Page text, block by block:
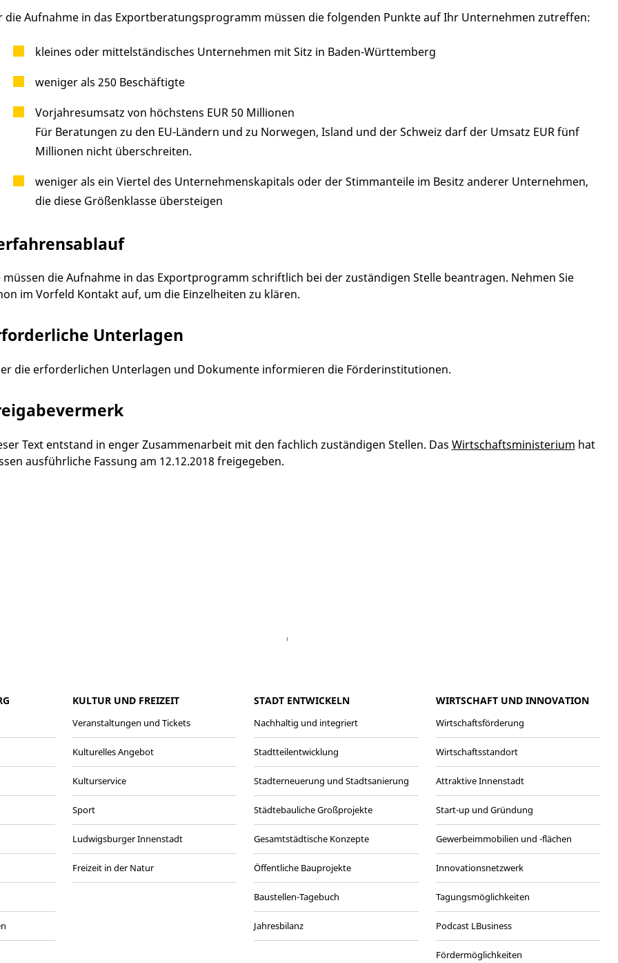
die Aufnahme in das Exportberatungsprogramm müssen die folgenden Punkte auf Ihr Unternehmen zutreffen:
kleines oder mittelständisches Unternehmen mit Sitz in Baden-Württemberg
weniger als 250 Beschäftigte
Vorjahresumsatz von höchstens EUR 50 Millionen
Für Beratungen zu den EU-Ländern und zu Norwegen, Island und der Schweiz darf der Umsatz EUR fünf
Millionen nicht überschreiten.
weniger als ein Viertel des Unternehmenskapitals oder der Stimmanteile im Besitz anderer Unternehmen,
die diese Größenklasse übersteigen
müssen die Aufnahme in das Exportprogramm schriftlich bei der zuständigen Stelle beantragen. Nehmen Sie
im Vorfeld Kontakt auf, um die Einzelheiten zu klären.
Unterlagen
die erforderlichen Unterlagen und Dokumente informieren die Förderinstitutionen.
Text entstand in enger Zusammenarbeit mit den fachlich zuständigen Stellen. Das Wirtschaftsministerium hat
ausführliche Fassung am 12.12.2018 freigegeben.
LinkedIn
KULTUR UND FREIZEIT
Veranstaltungen und Tickets
Kulturelles Angebot
Kulturservice
Sport
Ludwigsburger Innenstadt
Freizeit in der Natur
STADT ENTWICKELN
Nachhaltig und integriert
Stadtteilentwicklung
Stadterneuerung und Stadtsanierung
Städtebauliche Großprojekte
Gesamtstädtische Konzepte
Öffentliche Bauprojekte
Baustellen-Tagebuch
Jahresbilanz
WIRTSCHAFT UND INNOVATION
Wirtschaftsförderung
Wirtschaftsstandort
Attraktive Innenstadt
Start-up und Gründung
Gewerbeimmobilien und -flächen
Innovationsnetzwerk
Tagungsmöglichkeiten
Podcast LBusiness
Fördermöglichkeiten